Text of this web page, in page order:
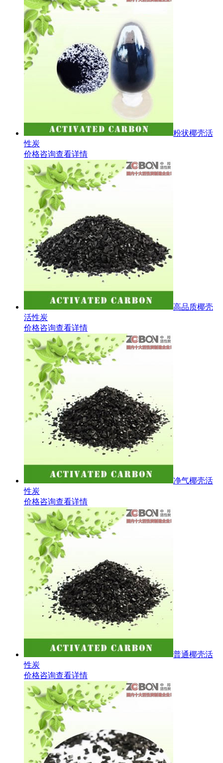
粉状椰壳活
性炭
价格咨询查看详情
高品质椰壳
活性炭
价格咨询查看详情
净气椰壳活
性炭
价格咨询查看详情
普通椰壳活
性炭
价格咨询查看详情